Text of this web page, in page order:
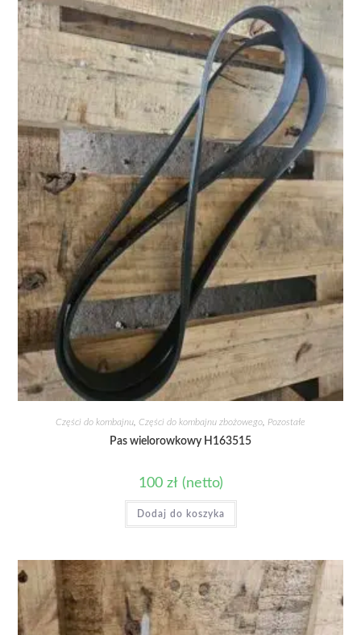
Części do kombajnu Części do kombajnu zbożowego Pozostałe
Pas wielorowkowy H163515
100 zł (netto)
Dodaj do koszyka